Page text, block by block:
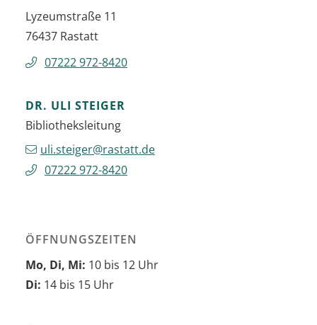
Lyzeumstraße 11
76437 Rastatt
07222 972-8420
DR. ULI STEIGER
Bibliotheksleitung
uli.steiger@rastatt.de
07222 972-8420
ÖFFNUNGSZEITEN
Mo, Di, Mi: 10 bis 12 Uhr
Di: 14 bis 15 Uhr